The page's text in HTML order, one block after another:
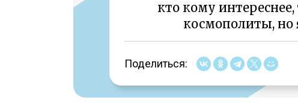
кто кому
космополиты,
Поделиться: